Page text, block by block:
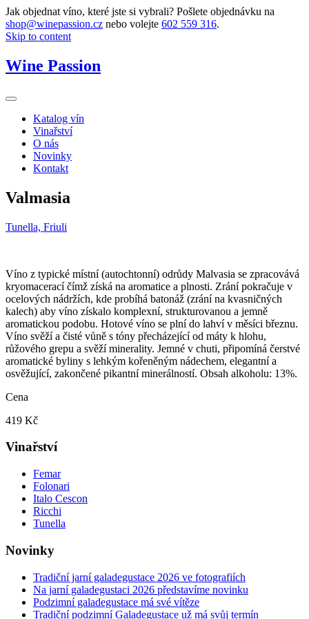
Jak objednat víno, které jste si vybrali? Pošlete objednávku na
shop@winepassion.cz nebo volejte 602 559 316.
Skip to content
Wine Passion
Katalog vín
Vinařství
O nás
Novinky
Kontakt
Valmasia
Tunella, Friuli
Víno z typické místní (autochtonní) odrůdy Malvasia se zpracovává
kryomacerací čímž získá na aromatice a plnosti. Zrání pokračuje v
ocelových nádržích, kde probíhá batonáž (zrání na kvasničných
kalech) aby víno získalo komplexní, strukturovanou a jemně
aromatickou podobu. Hotové víno se plní do lahví v měsíci březnu.
Víno svěží a čisté vůně s tóny přecházející od máty k hlohu,
růžového grepu a svěží minerality. Jemné v chuti, připomíná čerstvé
aromatické byliny s lehkým kořeněným nádechem, elegantní a
osvěžující, zakončené pikantní minerálností. Obsah alkoholu: 13%.
Cena
419 Kč
Vinařství
Femar
Folonari
Italo Cescon
Ricchi
Tunella
Novinky
Tradiční jarní galadegustace 2026 ve fotografiích
Na jarní galadegustaci 2026 představíme novinku
Podzimní galadegustace má své vítěze
Tradiční podzimní Galadegustace už má svůj termín